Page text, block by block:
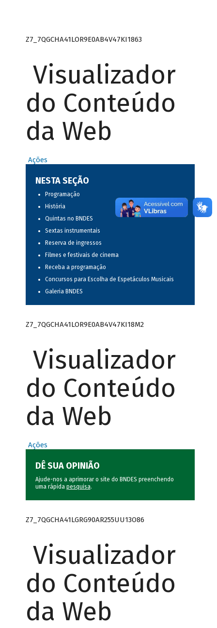
Z7_7QGCHA41LOR9E0AB4V47KI1863
Visualizador
do Conteúdo
da Web
Ações
NESTA SEÇÃO
Programação
História
Quintas no BNDES
Sextas instrumentais
Reserva de ingressos
Filmes e festivais de cinema
Receba a programação
Concursos para Escolha de Espetáculos Musicais
Galeria BNDES
Z7_7QGCHA41LOR9E0AB4V47KI18M2
Visualizador
do Conteúdo
da Web
Ações
DÊ SUA OPINIÃO
Ajude-nos a aprimorar o site do BNDES preenchendo
uma rápida pesquisa.
Z7_7QGCHA41LGRG90AR255UU13O86
Visualizador
do Conteúdo
da Web